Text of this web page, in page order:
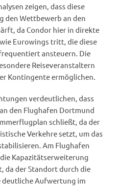
zeigen, dass diese
den Wettbewerb an den
da Condor hier in direkte
Eurowings tritt, die diese
ansteuern. Die
Reiseveranstaltern
Kontingente ermöglichen.
verdeutlichen, dass
den Flughafen Dortmund
schließt, da der
Verkehre setzt, um das
Am Flughafen
Kapazitätserweiterung
da der Standort durch die
Aufwertung im